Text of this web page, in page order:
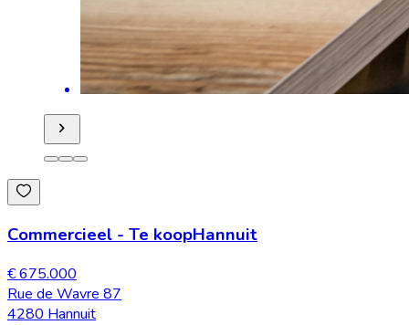
Commercieel - Te koopHannuit
€ 675.000
Rue de Wavre 87
4280 Hannuit